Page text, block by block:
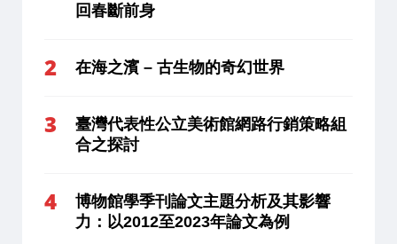
回春斷前身
在海之濱 – 古生物的奇幻世界
臺灣代表性公立美術館網路行銷策略組
合之探討
博物館學季刊論文主題分析及其影響
力：以2012至2023年論文為例